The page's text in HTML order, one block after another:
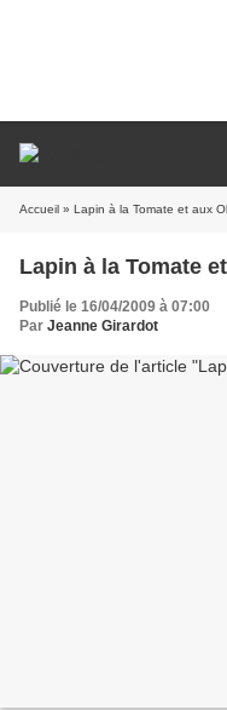
Accueil » Lapin à la Tomate et aux
Lapin à la Tomate
Publié le 16/04/2009 à 07:00
Par Jeanne Girardot